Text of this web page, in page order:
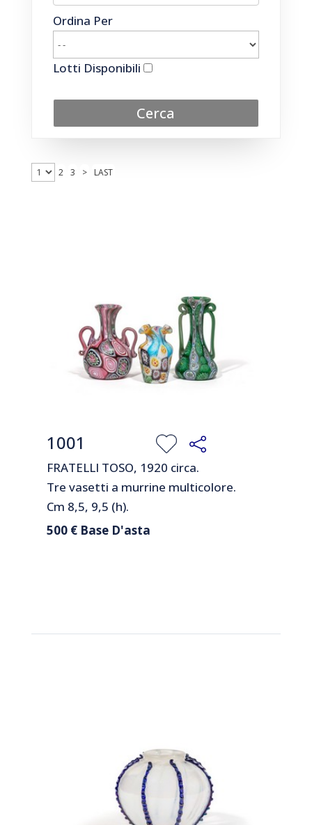
Ordina Per
Lotti Disponibili
Cerca
2 3 > LAST
1001
FRATELLI TOSO, 1920 circa.
Tre vasetti a murrine multicolore.
Cm 8,5, 9,5 (h).
500 € Base D'asta